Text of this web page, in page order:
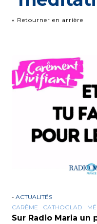
« Retourner en arrière
- ACTUALITÉS
CARÊME
CATHOGLAD
Sur Radio Maria un